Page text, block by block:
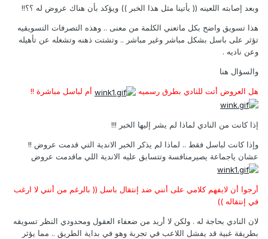
وبعد إصابته اللعينه (( يأتينا مثل هذا الخبر )) ويؤكد بأن هناك عروض له ؟؟!!
هذا تسويق واضح بكل ماتعني الكلمة من معنى .. وهذه التصرفات التسويقيه
تؤثر على باسل بشكل مباشر وغير مباشر .. وتشتت ذهنه وتشغله عن تأهيله
وعن ناديه .
والسؤال هنا
هل العروض أتت للنادي بطرق رسميه أم لباسل مباشرة !!
إذا كانت من النادي لماذا لم يشر إليها الخبر !!!
وإذا كانت لباسل فقط .. لماذا لم يذكر الخبر الاندية التي قدمت عروض !!
عشان ياجماعة يصيرمنافسة وتتسابق عليه الاندية اللي ماقدمت عروض
أرجوا أن لايفهم كلامي على أنني ضد إنتقال باسل (( بالرغم من أنني لا ارغب
في إنتقاله ))
لان النادي بحاجة له . ولكن لا أريد من ضعفاء العقول ومحدودي النظر تسويقه
بطريقة غبية قد يفشل اللاعب في تجربة وهو في بداية الطريق .. مما يؤثر